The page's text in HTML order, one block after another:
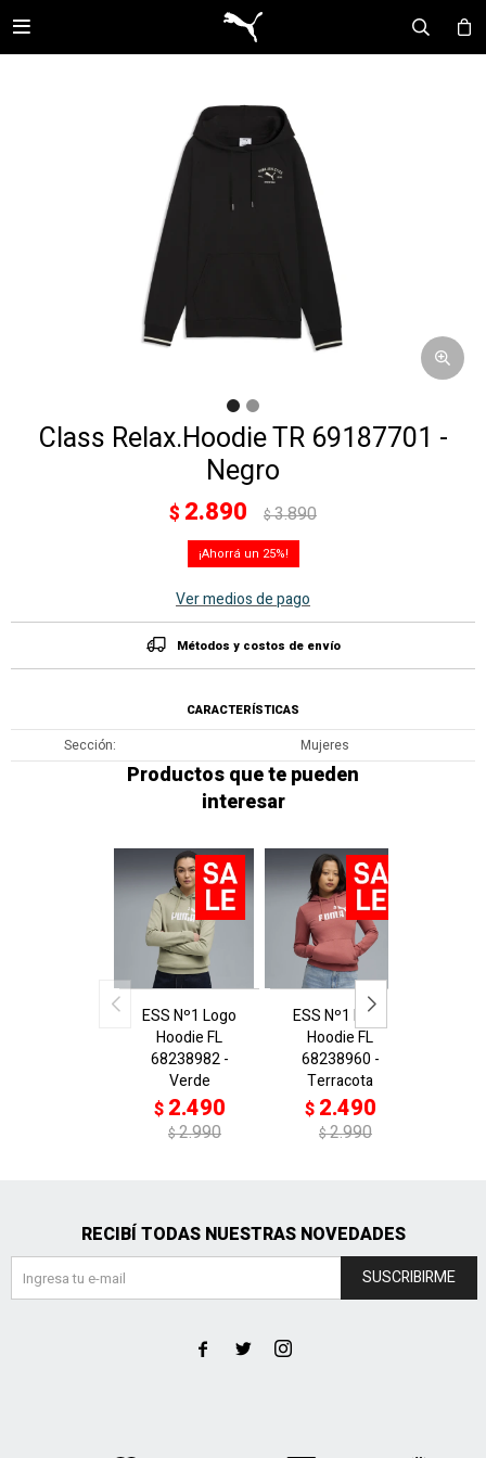

Class Relax.Hoodie TR 69187701 -
Negro
$ 2.890 $3.890
25
Ver medios de pago
Métodos y costos de envío
CARACTERÍSTICAS
Sección Mujeres
Productos que te pueden
interesar
ESS Nº1 Logo
Hoodie FL
68238982 -
Verde
$ 2.490
$2.990
ESS Nº1 Logo
Hoodie FL
68238960 -
Terracota
$ 2.490
$2.990
RECIBÍ TODAS NUESTRAS NOVEDADES
SUSCRIBIRME
  